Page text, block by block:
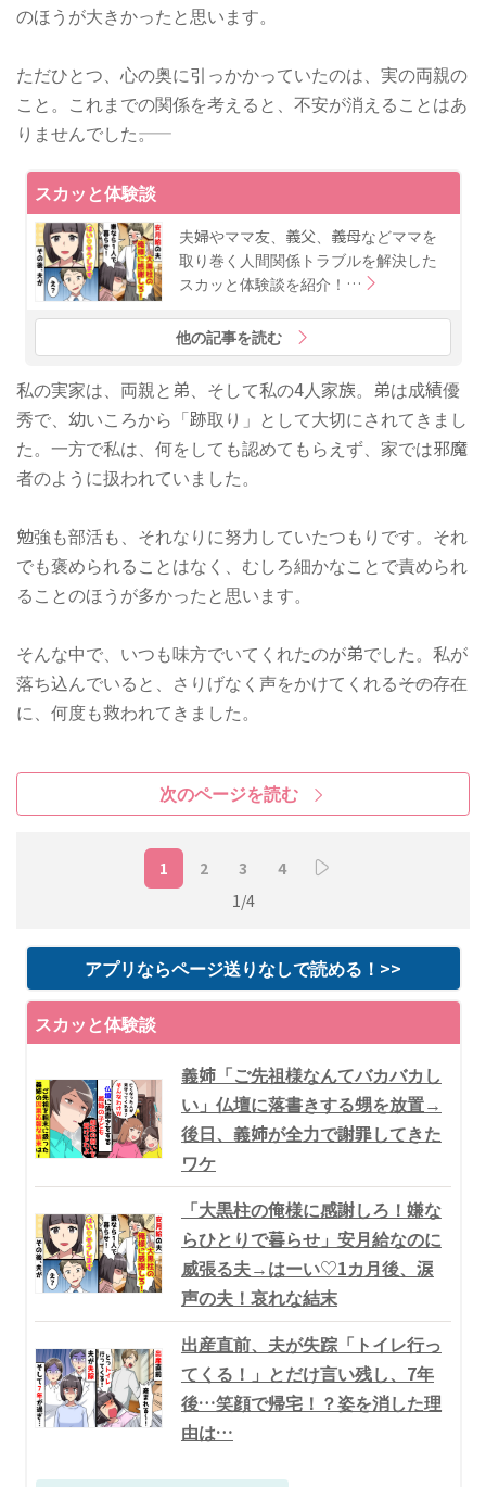
のほうが大きかったと思います。
ただひとつ、心の奥に引っかかっていたのは、実の両親の
こと。これまでの関係を考えると、不安が消えることはあ
りませんでした――。
スカッと体験談
夫婦やママ友、義父、義母などママを
取り巻く人間関係トラブルを解決した
スカッと体験談を紹介！…
他の記事を読む
私の実家は、両親と弟、そして私の4人家族。弟は成績優
秀で、幼いころから「跡取り」として大切にされてきまし
た。一方で私は、何をしても認めてもらえず、家では邪魔
者のように扱われていました。
勉強も部活も、それなりに努力していたつもりです。それ
でも褒められることはなく、むしろ細かなことで責められ
ることのほうが多かったと思います。
そんな中で、いつも味方でいてくれたのが弟でした。私が
落ち込んでいると、さりげなく声をかけてくれる――その存在
に、何度も救われてきました。
次のページを読む
1 2 3
4
1/4
アプリならページ送りなしで読める！>>
スカッと体験談
義姉「ご先祖様なんてバカバカし
い」仏壇に落書きする甥を放置→
後日、義姉が全力で謝罪してきた
ワケ
「大黒柱の俺様に感謝しろ！嫌な
らひとりで暮らせ」安月給なのに
威張る夫→はーい♡1カ月後、涙
声の夫！哀れな結末
出産直前、夫が失踪「トイレ行っ
てくる！」とだけ言い残し、7年
後…笑顔で帰宅！？姿を消した理
由は…